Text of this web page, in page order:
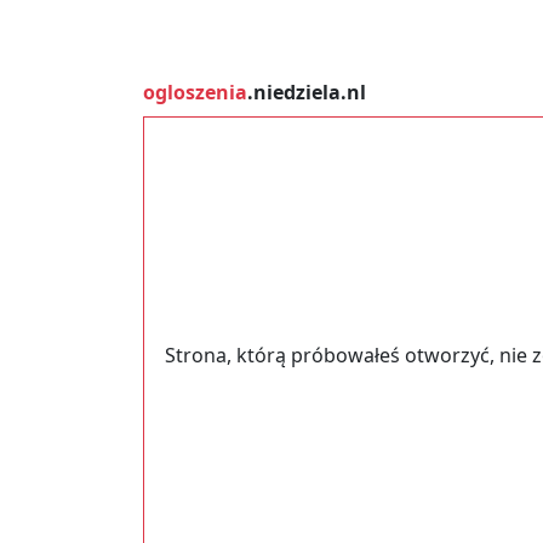
ogloszenia.niedziela.nl
Strona, którą próbowałeś otworzyć, nie